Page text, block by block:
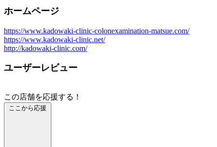
ホームページ
https://www.kadowaki-clinic-colonexamination-matsue.com/
https://www.kadowaki-clinic.net/
http://kadowaki-clinic.com/
ユーザーレビュー
この店舗を応援する！
ここから応援